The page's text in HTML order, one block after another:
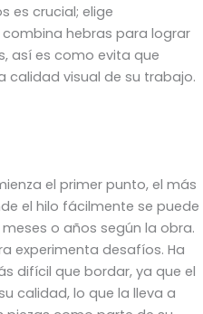
es crucial; elige
hebras para lograr
así es como evita que
calidad visual de su trabajo.
el primer punto, el más
el hilo fácilmente se puede
o años según la obra.
experimenta desafíos. Ha
difícil que bordar, ya que el
calidad, lo que la lleva a